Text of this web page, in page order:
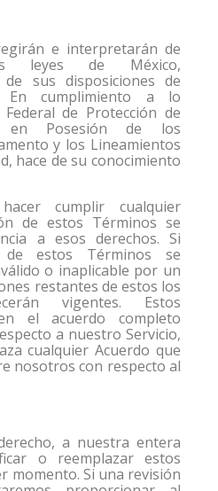
e interpretarán de
leyes de México,
de sus disposiciones de
En cumplimiento a lo
de Protección de
en Posesión de los
y los Lineamientos
hace de su conocimiento
cumplir cualquier
de estos Términos se
a esos derechos. Si
de estos Términos se
o inaplicable por un
restantes de estos los
vigentes. Estos
el acuerdo completo
a nuestro Servicio,
cualquier Acuerdo que
nosotros con respecto al
a nuestra entera
o reemplazar estos
momento. Si una revisión